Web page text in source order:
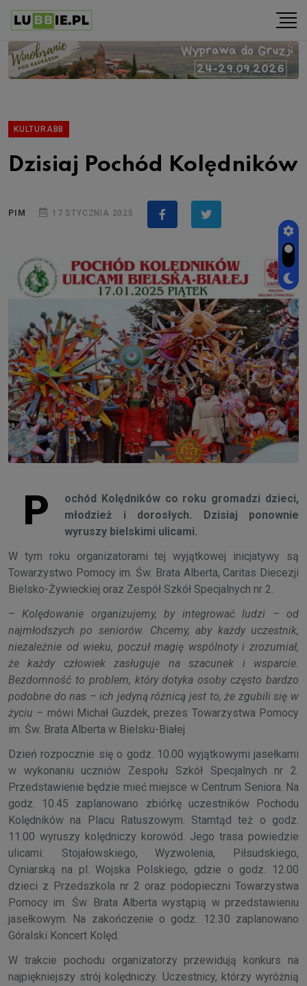
KULTURABB
Dzisiaj Pochód Kolędników
PIM 17 STYCZNIA 2025
P
ochód Kolędników co roku gromadzi dzieci,
młodzież i dorosłych. Dzisiaj ponownie
wyruszy bielskimi ulicami.
W tym roku organizatorami tej wyjątkowej inicjatywy są
Towarzystwo Pomocy im. Św. Brata Alberta, Caritas Diecezji
Bielsko-Żywieckiej oraz Zespół Szkół Specjalnych nr 2.
–Kolędowanie organizujemy, by integrować ludzi – od
najmłodszych po seniorów. Chcemy, aby każdy uczestnik,
niezależnie od wieku, poczuł magię wspólnoty i zrozumiał,
że każdy człowiek zasługuje na szacunek i wsparcie.
Bezdomność to problem, który dotyka osoby często bardzo
podobne do nas – ich jedyną różnicą jest to, że zgubili się w
życiu – mówi Michał Guzdek, prezes Towarzystwa Pomocy
im. Św. Brata Alberta w Bielsku-Białej
Dzień rozpocznie się o godz. 10.00 wyjątkowymi jasełkami
w wykonaniu uczniów Zespołu Szkół Specjalnych nr 2.
Przedstawienie będzie mieć miejsce w Centrum Seniora. Na
godz. 10.45 zaplanowano zbiórkę uczestników Pochodu
Kolędników na Placu Ratuszowym. Stamtąd też o godz.
11.00 wyruszy kolędniczy korowód. Jego trasa powiedzie
ulicami: Stojałowskiego, Wyzwolenia, Piłsudskiego,
Cyniarską na pl. Wojska Polskiego, gdzie o godz. 12.00
dzieci z Przedszkola nr 2 oraz podopieczni Towarzystwa
Pomocy im. Św. Brata Alberta wystąpią w przedstawieniu
jasełkowym. Na zakończenie o godz. 12.30 zaplanowano
Góralski Koncert Kolęd.
W trakcie pochodu organizatorzy przewidują konkurs na
najpiękniejszy strój kolędniczy. Uczestnicy, którzy wyróżnią